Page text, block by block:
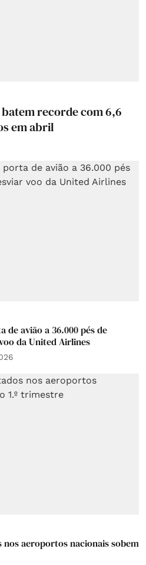
recorde com 6,6
em abril
de avião a 36.000 pés de
da United Airlines
nos aeroportos nacionais sobem